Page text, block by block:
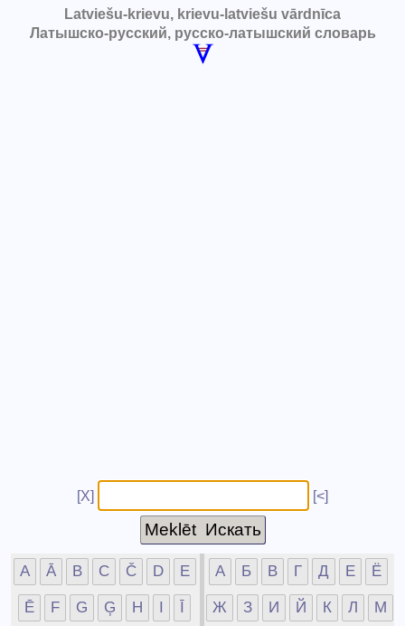
Latviešu-krievu, krievu-latviešu vārdnīca
Латышско-русский, русско-латышский словарь
[X] [<]
A Ā B C Č D E
Ē F G Ģ H I Ī
А Б В Г Д Е Ё
Ж З И Й К Л М